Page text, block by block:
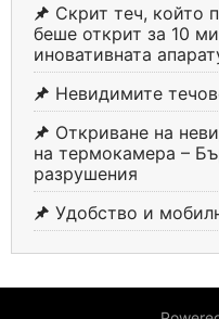
Скрит теч, който
беше открит за 10
иновативната
Невидимите
Откриване на
на термокамера –
разрушения
Удобство и